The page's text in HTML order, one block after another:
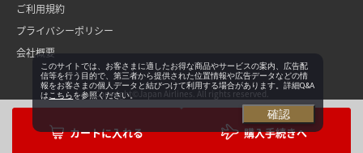
購入手続きへ
ご利用規約
プライバシーポリシー
会社概要
Copyright©Japan Airlines. All rights reserved.
このサイトでは、お客さまに適したお得な商品やサービスの案内、広告配
信等を行う目的で、第三者から提供された位置情報や広告データなどの情
報をお客さまの個人データと結びつけて利用する場合があります。詳細Q&A
は こちらを参照ください。
確認